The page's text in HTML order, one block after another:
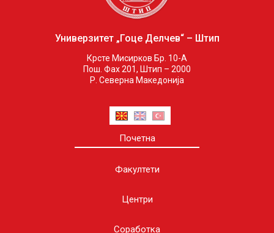
Универзитет „Гоце Делчев“ – Штип
Крсте Мисирков Бр. 10-А
Пош. Фах 201, Штип – 2000
Р. Северна Македонија
Почетна
Факултети
Центри
Соработка